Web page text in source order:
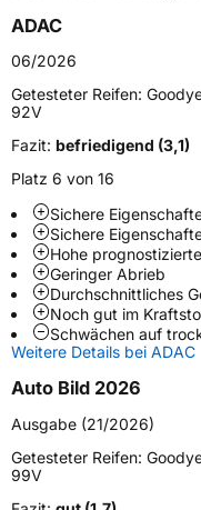
Fahrzeugtyp
Verwendung
Modellname Vector 4
Fahrzeugart
Weitere Eigenschaften
SchlauchtypTL
ZustandNeureifen
M+SJa
EU Label
Effizienz
ADAC
06/2026
Getesteter Reifen:
92V
Fazit: befriedigend (3,1)
Platz 6 von 16
Sichere
Sichere
Hohe
Geringer Abrieb
Durchschnittliches
Noch gut im
Schwächen auf
Weitere Details bei ADAC
Auto Bild 2026
Ausgabe (21/2026)
Getesteter Reifen:
99V